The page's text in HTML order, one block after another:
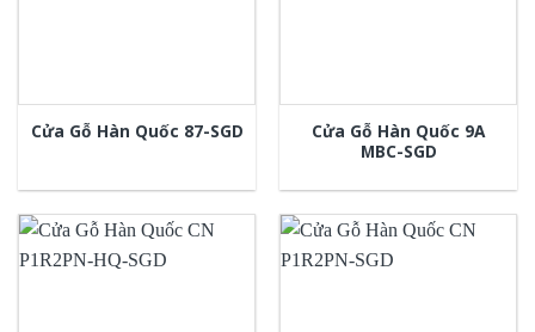
Cửa Gỗ Hàn Quốc 87-SGD
Cửa Gỗ Hàn Quốc 9A
MBC-SGD